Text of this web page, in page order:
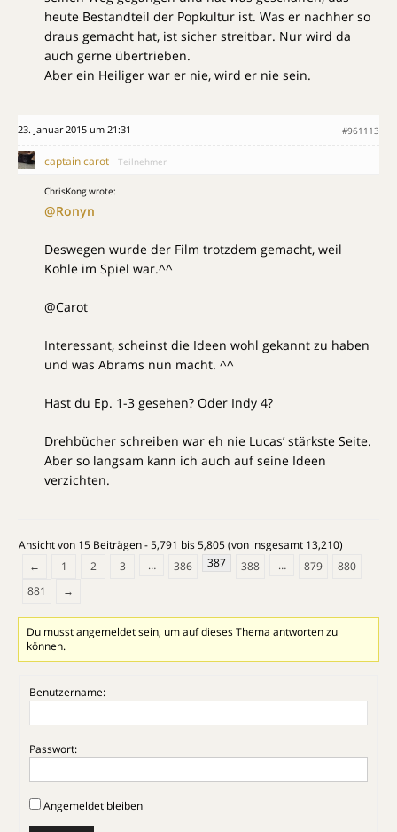
heute Bestandteil der Popkultur ist. Was er nachher so
draus gemacht hat, ist sicher streitbar. Nur wird da
auch gerne übertrieben.
Aber ein Heiliger war er nie, wird er nie sein.
23. Januar 2015 um 21:31 #961113
captain carot Teilnehmer
ChrisKong wrote:
@Ronyn
Deswegen wurde der Film trotzdem gemacht, weil
Kohle im Spiel war.^^
@Carot
Interessant, scheinst die Ideen wohl gekannt zu haben
und was Abrams nun macht. ^^
Hast du Ep. 1-3 gesehen? Oder Indy 4?
Drehbücher schreiben war eh nie Lucas’ stärkste Seite.
Aber so langsam kann ich auch auf seine Ideen
verzichten.
Ansicht von 15 Beiträgen - 5,791 bis 5,805 (von insgesamt 13,210)
←
1 2 3 … 386 387 388 … 879
880
881
→
Du musst angemeldet sein, um auf dieses Thema antworten zu
können.
Benutzername:
Passwort:
Angemeldet bleiben